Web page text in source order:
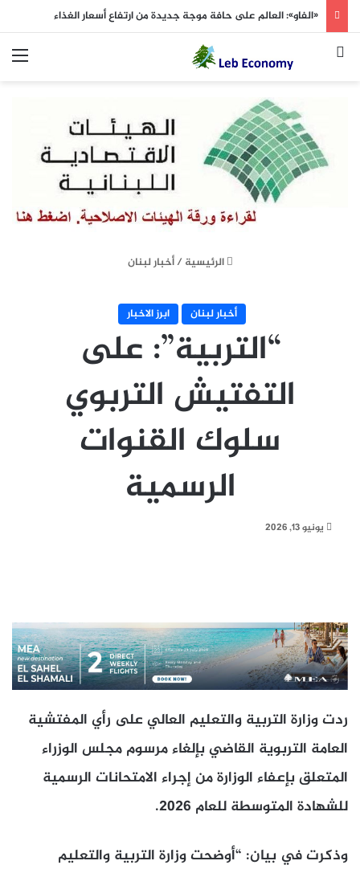
«الفاو»: العالم على حافة موجة جديدة من ارتفاع أسعار الغذاء
بحث عن
الرئيسية / أخبار لبنان
أخبار لبنان ابرز الاخبار
“التربية”: على
التفتيش التربوي
سلوك القنوات
الرسمية
يونيو 13, 2026
ردت وزارة التربية والتعليم العالي على رأي المفتشية
العامة التربوية القاضي بإلغاء مرسوم مجلس الوزراء
المتعلق بإعفاء الوزارة من إجراء الامتحانات الرسمية
للشهادة المتوسطة للعام ٢٠٢٦.
وذكرت في بيان: “أوضحت وزارة التربية والتعليم